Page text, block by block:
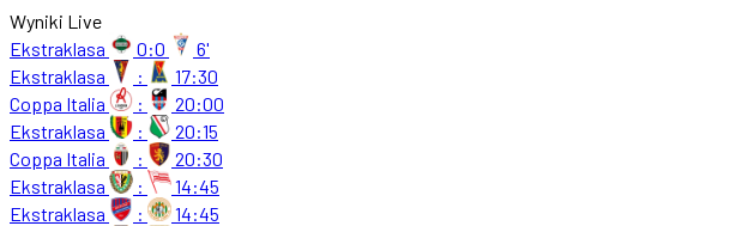
Wyniki Live
Ekstraklasa
0:0
6'
Ekstraklasa
:
17:30
Coppa Italia
:
20:00
Ekstraklasa
:
20:15
Coppa Italia
:
20:30
Ekstraklasa
:
14:45
Ekstraklasa
:
14:45